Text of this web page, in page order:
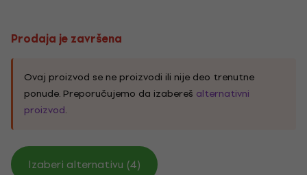
Prodaja je završena
Ovaj proizvod se ne proizvodi ili nije deo trenutne
ponude. Preporučujemo da izabereš alternativni
proizvod.
Izaberi alternativu (4)